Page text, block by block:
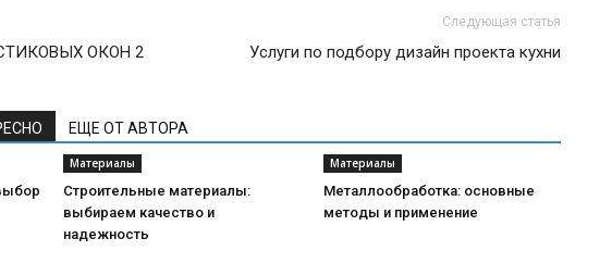
ОКОН 2
Следующая статья
Услуги по подбору дизайн проекта кухни
ЕЩЕ ОТ АВТОРА
Материалы
Строительные материалы:
выбираем качество и
надежность
Материалы
Металлообработка: основные
методы и применение